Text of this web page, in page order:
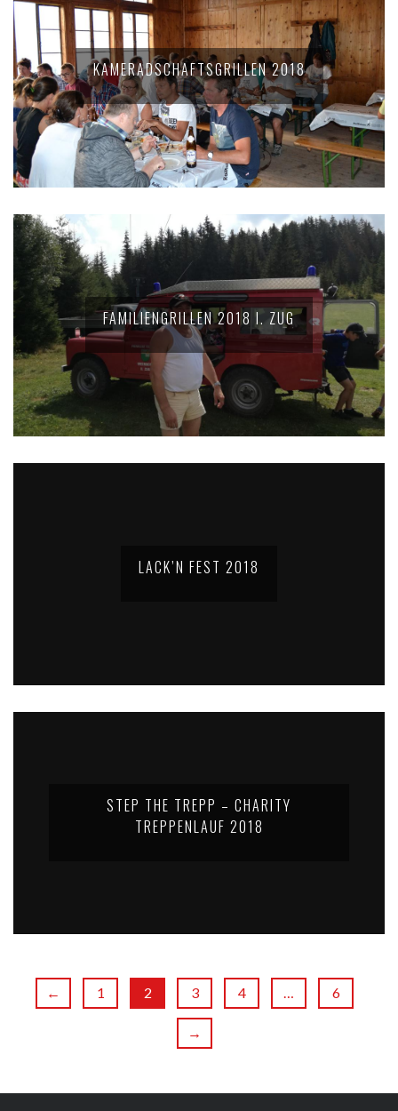
KAMERADSCHAFTSGRILLEN 2018
FAMILIENGRILLEN 2018 I. ZUG
LACK’N FEST 2018
STEP THE TREPP – CHARITY
TREPPENLAUF 2018
← 1 2 3 4 … 6
→